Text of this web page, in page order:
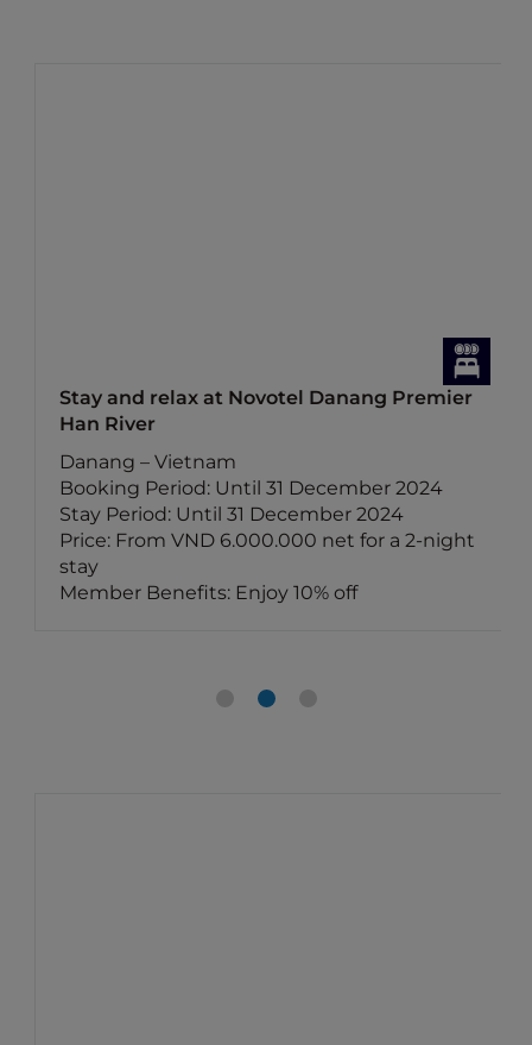
Stay and relax at Novotel Danang Premier
Han River
Danang – Vietnam
Booking Period: Until 31 December 2024
Stay Period: Until 31 December 2024
Price: From VND 6.000.000 net for a 2-night
stay
Member Benefits: Enjoy 10% off